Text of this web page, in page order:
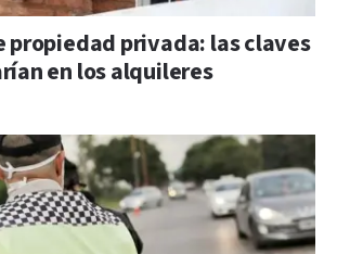
propiedad privada: las claves
en los alquileres